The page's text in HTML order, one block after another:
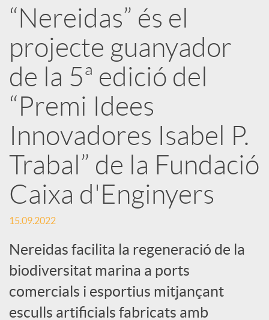
b
l
i
c
a
d
o
r
“Nereidas” és el
projecte guanyador
de la 5ª edició del
“Premi Idees
Innovadores Isabel P.
Trabal” de la Fundació
Caixa d'Enginyers
15.09.2022
Nereidas facilita la regeneració de la
biodiversitat marina a ports
comercials i esportius mitjançant
esculls artificials fabricats amb